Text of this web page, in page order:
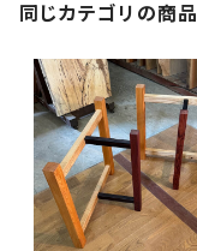
同じカテゴリの商品